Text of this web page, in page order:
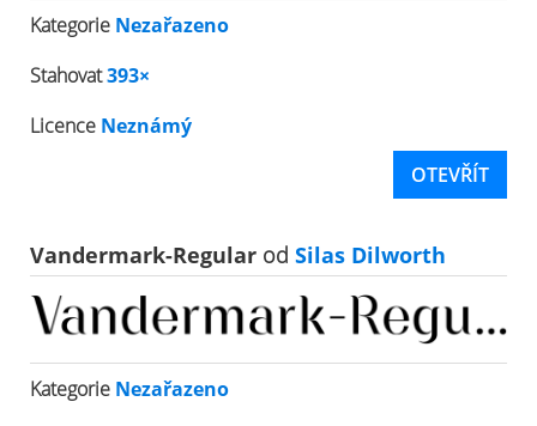
Kategorie Nezařazeno
Stahovat393×
Licence Neznámý
OTEVŘÍT
Vandermark-Regular od Silas Dilworth
Kategorie Nezařazeno